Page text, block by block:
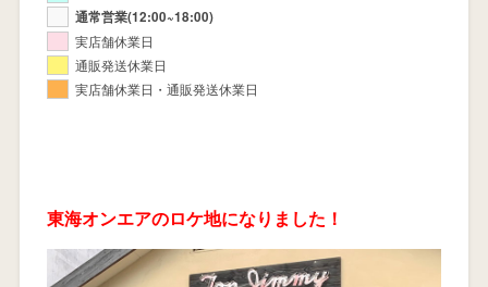
通常営業(12:00~18:00)
実店舗休業日
通販発送休業日
実店舗休業日・通販発送休業日
東海オンエアのロケ地になりました！